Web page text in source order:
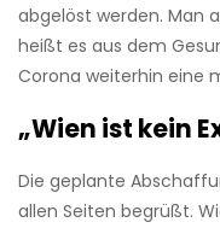
abgelöst werden. Man
heißt es aus dem
Corona weiterhin eine
„Wien ist kein
Die geplante
allen Seiten begrüßt.